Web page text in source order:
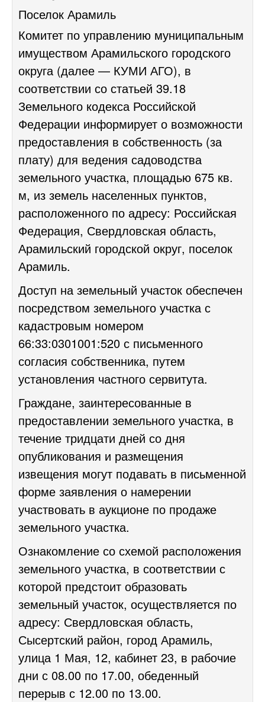
Поселок Арамиль
Комитет по управлению муниципальным
имуществом Арамильского городского
округа (далее — КУМИ АГО), в
соответствии со статьей 39.18
Земельного кодекса Российской
Федерации информирует о возможности
предоставления в собственность (за
плату) для ведения садоводства
земельного участка, площадью 675 кв.
м, из земель населенных пунктов,
расположенного по адресу: Российская
Федерация, Свердловская область,
Арамильский городской округ, поселок
Арамиль.
Доступ на земельный участок обеспечен
посредством земельного участка с
кадастровым номером
66:33:0301001:520 с письменного
согласия собственника, путем
установления частного сервитута.
Граждане, заинтересованные в
предоставлении земельного участка, в
течение тридцати дней со дня
опубликования и размещения
извещения могут подавать в письменной
форме заявления о намерении
участвовать в аукционе по продаже
земельного участка.
Ознакомление со схемой расположения
земельного участка, в соответствии с
которой предстоит образовать
земельный участок, осуществляется по
адресу: Свердловская область,
Сысертский район, город Арамиль,
улица 1 Мая, 12, кабинет 23, в рабочие
дни с 08.00 по 17.00, обеденный
перерыв с 12.00 по 13.00.